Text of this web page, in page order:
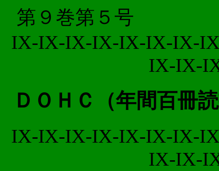
第９巻第
IX-IX-IX-IX-IX-IX-IX-
IX-IX-
ＤＯＨＣ（年間百冊
IX-IX-IX-IX-IX-IX-IX-
IX-IX-